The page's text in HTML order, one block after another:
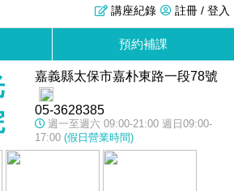
註冊 / 登入
講座紀錄
預約補課
嘉義縣太保市嘉朴東路一段78號
05-3628385
週一至週六 09:00-21:00 週日09:00-
17:00 (假日營業時間)